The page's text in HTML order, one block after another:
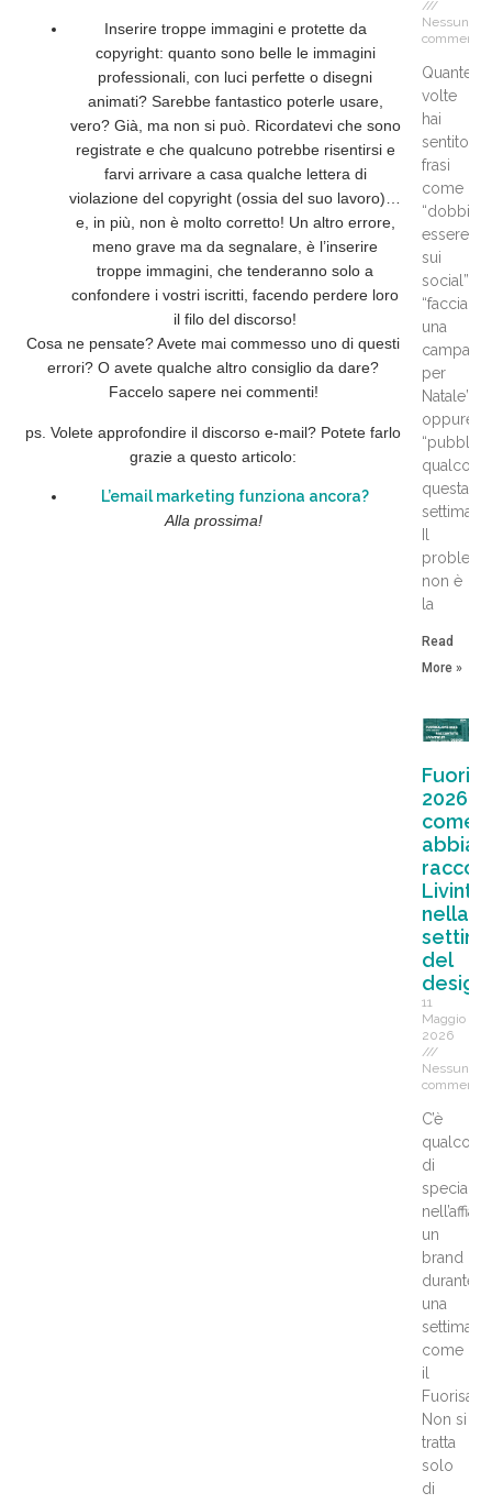
Inserire troppe immagini e protette da
copyright: quanto sono belle le immagini
professionali, con luci perfette o disegni
animati? Sarebbe fantastico poterle usare,
vero? Già, ma non si può. Ricordatevi che sono
registrate e che qualcuno potrebbe risentirsi e
farvi arrivare a casa qualche lettera di
violazione del copyright (ossia del suo lavoro)…
e, in più, non è molto corretto! Un altro errore,
meno grave ma da segnalare, è l’inserire
troppe immagini, che tenderanno solo a
confondere i vostri iscritti, facendo perdere loro
il filo del discorso!
Cosa ne pensate? Avete mai commesso uno di questi
errori? O avete qualche altro consiglio da dare?
Faccelo sapere nei commenti!
ps. Volete approfondire il discorso e-mail? Potete farlo
grazie a questo articolo:
L’email marketing funziona ancora?
Alla prossima!
Nessun
commento
Quante
volte
hai
sentito
frasi
come
essere
sui
social”,
“facciamo
una
per
Natale”
oppure
qualcosa
questa
problema
non è
la
Read
More »
2026:
come
nella
del
design
11
Maggio
2026
Nessun
commento
C’è
qualcosa
di
speciale
un
brand
durante
una
settimana
come
il
Non si
tratta
solo
di